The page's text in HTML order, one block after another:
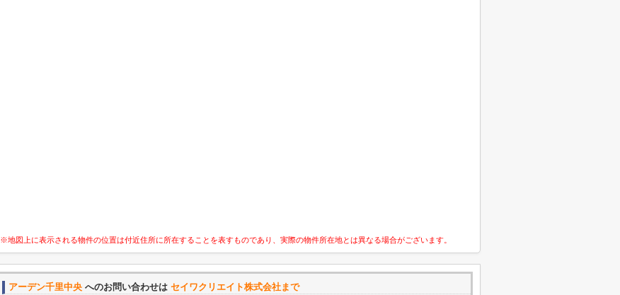
※地図上に表示される物件の位置は付近住所に所在することを表すものであり、実際の物件所在地とは異なる場合がございます。
アーデン千里中央 へのお問い合わせは セイワクリエイト株式会社まで